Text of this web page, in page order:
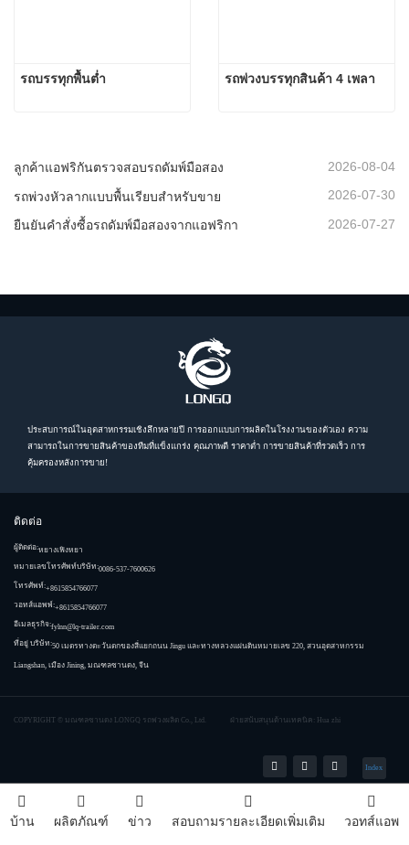
รถบรรทุกพื้นต่ำ รถพ่วงบรรทุกสินค้า 4 เพลา
ลูกค้าแอฟริกันตรวจสอบรถดัมพ์มือสอง 2026-08-04
รถพ่วงหัวลากแบบพื้นเรียบสำหรับขาย 2026-07-30
ยืนยันคำสั่งซื้อรถดัมพ์มือสองจากแอฟริกา 2026-07-27
ติดต่อ
ผู้ติดต่อ:หยางเฟิงหยา
หมายเลขโทรศัพท์บริษัท:0086-537-7600626
โทรศัพท์:+8615854766077
วอทส์แอพพ์:+8615854766077
อีเมลธุรกิจ:fylnn@lq-trailer.com
ที่อยู่ บริษัท:50 เมตรทางตะวันตกของสี่แยกถนน Jingu และทางหลวงแผ่นดินหมายเลข 220, สวนอุตสาหกรรม
Liangshan, เมือง Jining, มณฑลซานตง, จีน
ประสบการณ์ในอุตสาหกรรมเชิงลึกหลายปี การออกแบบการผลิตในโรงงานของตัวเอง ความ
สามารถในการขายสินค้าของทีมที่แข็งแกร่ง คุณภาพดี ราคาต่ำ การขายสินค้าที่รวดเร็ว การ
คุ้มครองหลังการขาย!
COPYRIGHT © มณฑลซานตง LONGQ รถพ่วงผลิต Co., Ltd. ฝ่ายสนับสนุนด้านเทคนิค: Hua zhi
Index
บ้าน ผลิตภัณฑ์ ข่าว สอบถามรายละเอียดเพิ่มเติม วอทส์แอพ